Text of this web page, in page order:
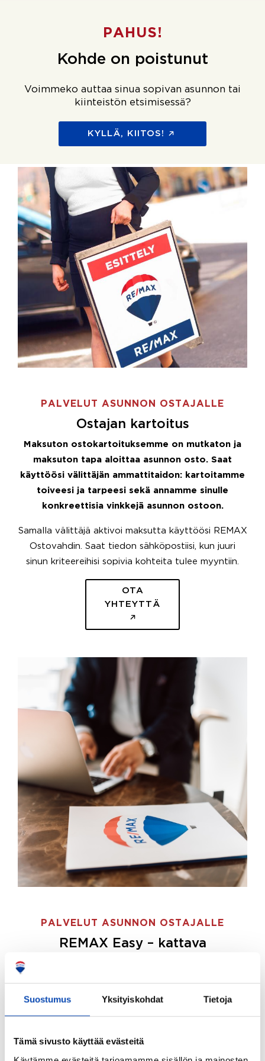
Suostumus Yksityiskohdat Tietoja
Tämä sivusto käyttää evästeitä
PAHUS!
Kohde on poistunut
Voimmeko auttaa sinua sopivan asunnon tai
kiinteistön etsimisessä?
KYLLÄ, KIITOS!
PALVELUT ASUNNON OSTAJALLE
Ostajan kartoitus
Maksuton ostokartoituksemme on mutkaton ja
maksuton tapa aloittaa asunnon osto. Saat
käyttöösi välittäjän ammattitaidon: kartoitamme
toiveesi ja tarpeesi sekä annamme sinulle
konkreettisia vinkkejä asunnon ostoon.
Samalla välittäjä aktivoi maksutta käyttöösi REMAX
Ostovahdin. Saat tiedon sähköpostiisi, kun juuri
sinun kriteereihisi sopivia kohteita tulee myyntiin.
OTA
YHTEYTTÄ
PALVELUT ASUNNON OSTAJALLE
REMAX Easy – kattava
ostajille.
Tee ostotoimeksianto ja etsimme juuri